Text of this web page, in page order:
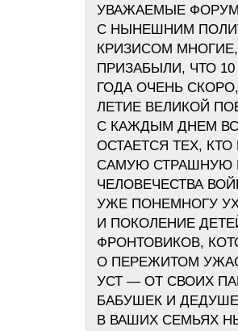
УВАЖАЕМЫЕ
С НЫНЕШНИМ
КРИЗИСОМ
ПРИЗАБЫЛИ, ЧТО 10
ГОДА ОЧЕНЬ СКОРО,
ЛЕТИЕ ВЕЛИКОЙ
С КАЖДЫМ ДНЕМ
ОСТАЕТСЯ ТЕХ,
САМУЮ СТРАШНУЮ
ЧЕЛОВЕЧЕСТВА
УЖЕ ПОНЕМНОГУ
И ПОКОЛЕНИЕ
ФРОНТОВИКОВ,
О ПЕРЕЖИТОМ
УСТ — ОТ СВОИХ
БАБУШЕК И
В ВАШИХ СЕМЬЯХ